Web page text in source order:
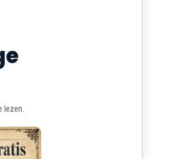
lezen.